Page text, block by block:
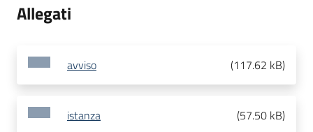
Allegati
avviso (117.62 kB)
istanza (57.50 kB)